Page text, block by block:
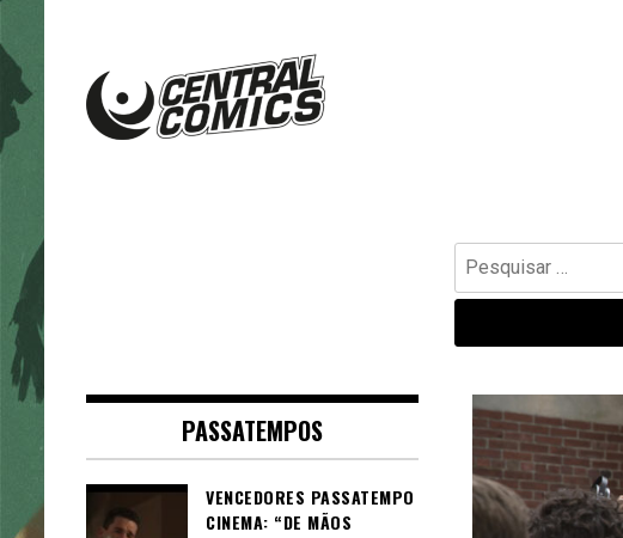
Pesquisar
por:
PASSATEMPOS
VENCEDORES PASSATEMPO
CINEMA: “DE MÃOS